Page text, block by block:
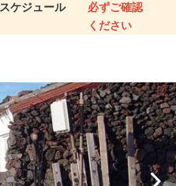
スケジュール
必ずご確認
ください